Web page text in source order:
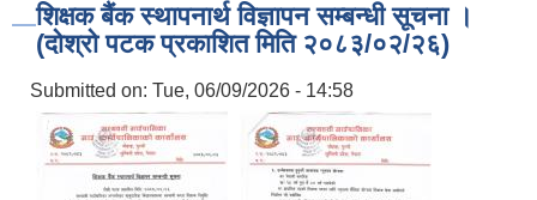
शिक्षक बैंक स्थापनार्थ विज्ञापन सम्बन्धी सूचना ।
(दोश्रो पटक प्रकाशित मिति २०८३/०२/२६)
Submitted on: Tue, 06/09/2026 - 14:58